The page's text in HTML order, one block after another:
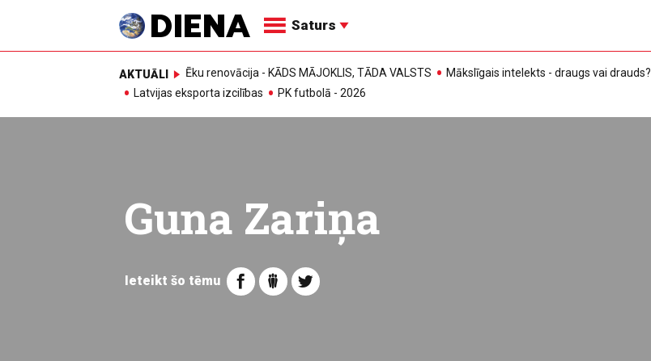
Saturs
AKTUĀLI Ēku renovācija - KĀDS MĀJOKLIS, TĀDA VALSTS
Mākslīgais intelekts - draugs vai drauds?
Latvijas eksporta izcilības
PK futbolā - 2026
Guna Zariņa
Ieteikt šo tēmu